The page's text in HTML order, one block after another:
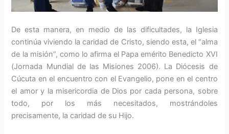
De esta manera, en medio de las dificultades, la Iglesia
continúa viviendo la caridad de Cristo, siendo esta, el “alma
de la misión”, como lo afirma el Papa emérito Benedicto XVI
(Jornada Mundial de las Misiones 2006). La Diócesis de
Cúcuta en el encuentro con el Evangelio, pone en el centro
el amor y la misericordia de Dios por cada persona, sobre
todo, por los más necesitados, mostrándoles
precisamente, la caridad de su Hijo.